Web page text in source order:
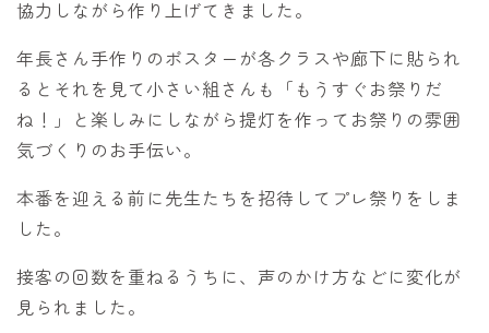
協力しながら作り上げてきました。
年長さん手作りのポスターが各クラスや廊下に貼られ
るとそれを見て小さい組さんも「もうすぐお祭りだ
ね！」と楽しみにしながら提灯を作ってお祭りの雰囲
気づくりのお手伝い。
本番を迎える前に先生たちを招待してプレ祭りをしま
した。
接客の回数を重ねるうちに、声のかけ方などに変化が
見られました。